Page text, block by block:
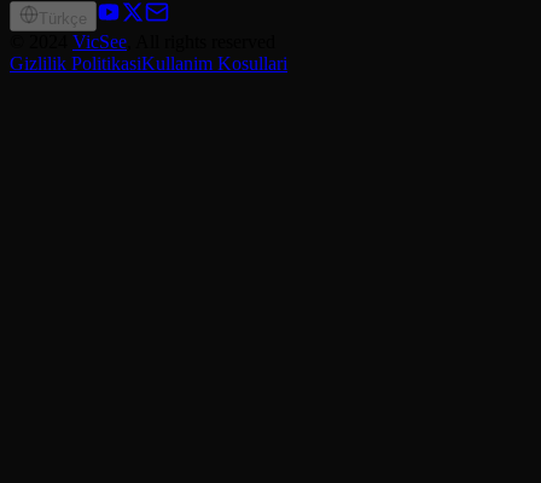
Türkçe
VicSee
Gizlilik PolitikasiKullanim Kosullari